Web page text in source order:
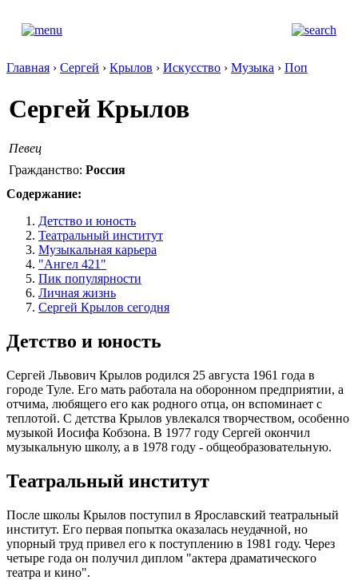
Главная › Сергей › Крылов › Искусство › Музыка › Поп
Сергей Крылов
Певец
Гражданство: Россия
Содержание:
Детство и юность
Театральный институт
Музыкальная карьера
"Ангел 421"
Пик популярности
Личная жизнь
Сергей Крылов сегодня
Детство и юность
Сергей Львович Крылов родился 25 августа 1961 года в
городе Туле. Его мать работала на оборонном предприятии, а
отчима, любящего его как родного отца, он вспоминает с
теплотой. С детства Крылов увлекался творчеством, особенно
музыкой Иосифа Кобзона. В 1977 году Сергей окончил
музыкальную школу, а в 1978 году - общеобразовательную.
Театральный институт
После школы Крылов поступил в Ярославский театральный
институт. Его первая попытка оказалась неудачной, но
упорный труд привел его к поступлению в 1981 году. Через
четыре года он получил диплом "актера драматического
театра и кино".